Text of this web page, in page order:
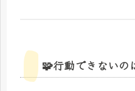
🧩行動できないの